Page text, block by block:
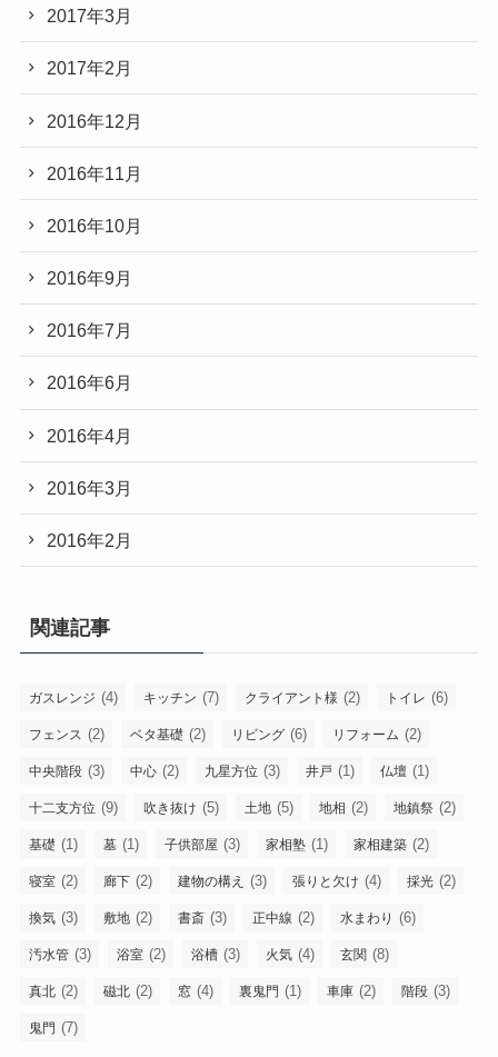
2017年3月
2017年2月
2016年12月
2016年11月
2016年10月
2016年9月
2016年7月
2016年6月
2016年4月
2016年3月
2016年2月
関連記事
ガスレンジ (4) キッチン (7) クライアント様 (2) トイレ (6)
フェンス (2) ベタ基礎 (2) リビング (6) リフォーム (2)
中央階段 (3) 中心 (2) 九星方位 (3) 井戸 (1) 仏壇 (1)
十二支方位 (9) 吹き抜け (5) 土地 (5) 地相 (2) 地鎮祭 (2)
基礎 (1) 墓 (1) 子供部屋 (3) 家相塾 (1) 家相建築 (2)
寝室 (2) 廊下 (2) 建物の構え (3) 張りと欠け (4) 採光 (2)
換気 (3) 敷地 (2) 書斎 (3) 正中線 (2) 水まわり (6)
汚水管 (3) 浴室 (2) 浴槽 (3) 火気 (4) 玄関 (8)
真北 (2) 磁北 (2) 窓 (4) 裏鬼門 (1) 車庫 (2) 階段 (3)
鬼門 (7)